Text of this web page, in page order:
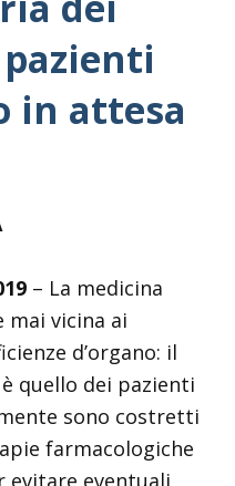
in attesa
– La medicina
mai vicina ai
d’organo: il
quello dei pazienti
sono costretti
farmacologiche
evitare eventuali